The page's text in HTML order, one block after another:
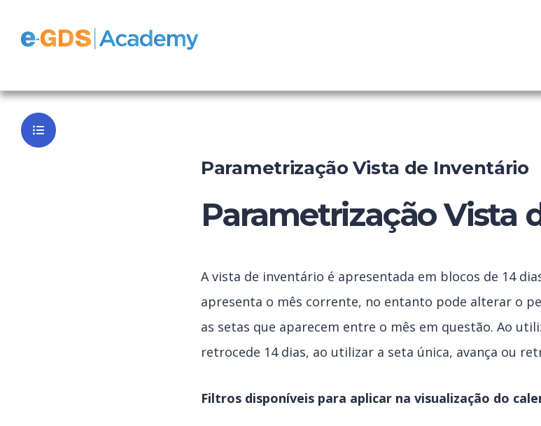
Parametrização Vista de Inventário
Parametrização Vista
A vista de inventário é apresentada em blocos de 14
apresenta o mês corrente, no entanto pode alterar o
as setas que aparecem entre o mês em questão. Ao
retrocede 14 dias, ao utilizar a seta única, avança ou
Filtros disponíveis para aplicar na visualização do